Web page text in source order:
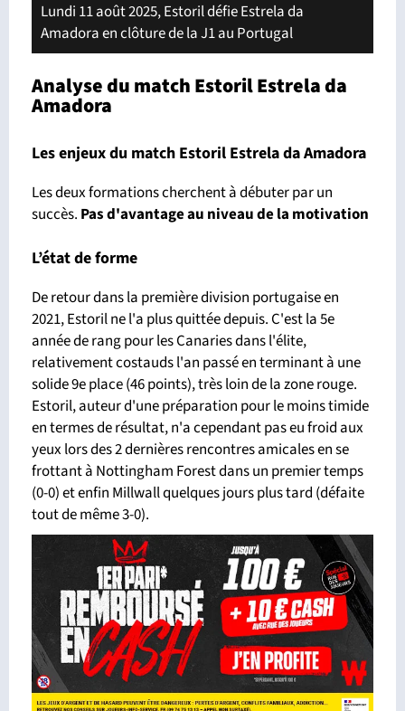
Lundi 11 août 2025, Estoril défie Estrela da
Amadora en clôture de la J1 au Portugal
Analyse du match Estoril Estrela da
Amadora
Les enjeux du match Estoril Estrela da Amadora
Les deux formations cherchent à débuter par un
succès. Pas d'avantageau niveau de la motivation
L’état de forme
De retour dans la première division portugaise en
2021, Estoril ne l'a plus quittée depuis. C'est la 5e
année de rang pour les Canaries dans l'élite,
relativement costauds l'an passé en terminant à une
solide 9e place (46 points), très loin de la zone rouge.
Estoril, auteur d'une préparation pour le moins timide
en termes de résultat, n'a cependant pas eu froid aux
yeux lors des 2 dernières rencontres amicales en se
frottant à Nottingham Forest dans un premier temps
(0-0) et enfin Millwall quelques jours plus tard (défaite
tout de même 3-0).